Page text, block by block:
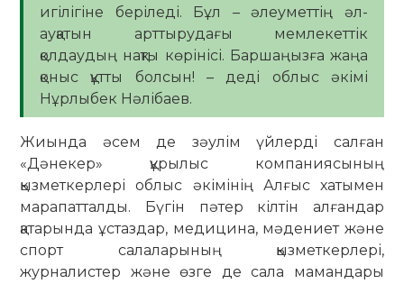
игілігіне беріледі. Бұл – әлеуметтің әл-
ауқатын арттырудағы мемлекеттік
қолдаудың нақты көрінісі. Баршаңызға жаңа
қоныс құтты болсын! – деді облыс әкімі
Нұрлыбек Нәлібаев.
Жиында әсем де зәулім үйлерді салған
«Дәнекер» құрылыс компаниясының
қызметкерлері облыс әкімінің Алғыс хатымен
марапатталды. Бүгін пәтер кілтін алғандар
қатарында ұстаздар, медицина, мәдениет және
спорт салаларының қызметкерлері,
журналистер және өзге де сала мамандары